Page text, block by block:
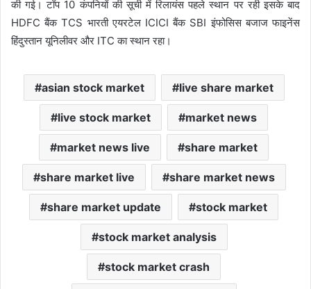
की गई। टॉप 10 कंपनियों की सूची में रिलायंस पहले स्थान पर रही इसके बाद
HDFC बैंक TCS भारती एयरटेल ICICI बैंक SBI इंफोसिस बजाज फाइनेंस
हिंदुस्तान यूनिलीवर और ITC का स्थान रहा।
asian stock market live share market
live stock market market news
market news live share market
share market live share market news
share market update stock market
stock market analysis
stock market crash